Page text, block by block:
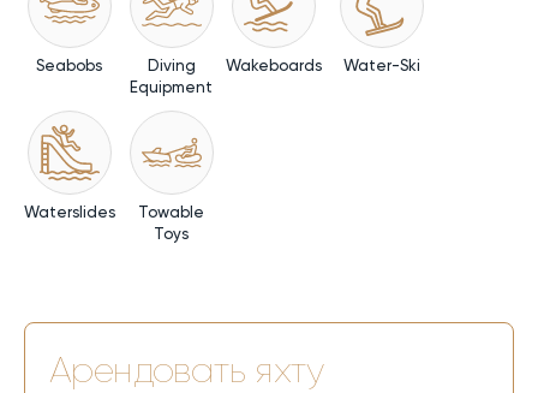
Seabobs
Diving
Equipment
Wakeboards Water-Ski
Waterslides
Towable
Toys
Арендовать яхту